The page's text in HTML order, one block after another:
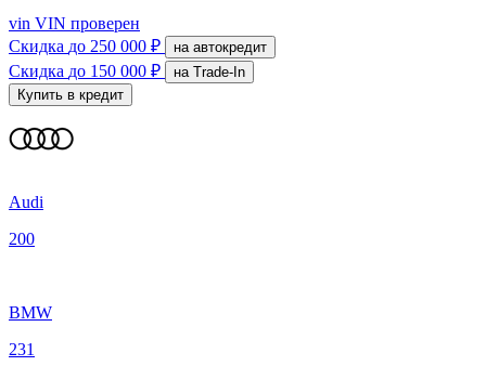
vin VIN проверен
Скидка до 250 000 ₽ на автокредит
Скидка до 150 000 ₽
на Trade-In
Купить в кредит
Audi
200
BMW
231